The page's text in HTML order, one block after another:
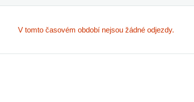
V tomto časovém období nejsou žádné odjezdy.